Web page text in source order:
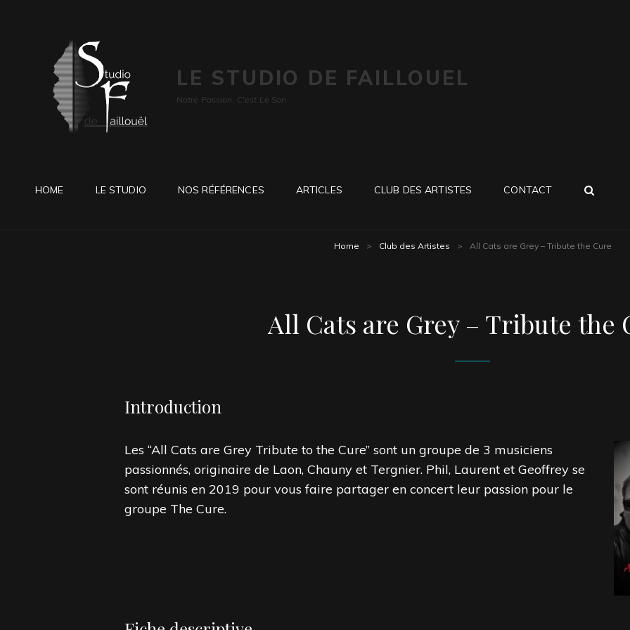
LE STUDIO DE FAILLOUEL
Notre Passion, C'est Le Son
HOME LE STUDIO NOS RÉFÉRENCES ARTICLES CLUB DES ARTISTES CONTACT
Home > Club des Artistes > All Cats are Grey – Tribute the Cure
All Cats are Grey – Tribute the
Introduction
Les “All Cats are Grey Tribute to the Cure” sont un groupe de 3 musiciens
passionnés, originaire de Laon, Chauny et Tergnier. Phil, Laurent et Geoffrey se
sont réunis en 2019 pour vous faire partager en concert leur passion pour le
groupe The Cure.